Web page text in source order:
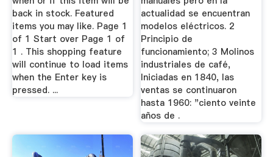
back in stock. Featured
items you may like. Page 1
of 1 Start over Page 1 of
1 . This shopping feature
will continue to load items
when the Enter key is
pressed. ...
actualidad se encuentran
modelos eléctricos. 2
Principio de
funcionamiento; 3 Molinos
industriales de café,
Iniciadas en 1840, las
ventas se continuaron
hasta 1960: "ciento veinte
años de .